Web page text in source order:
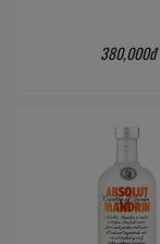
380,000đ